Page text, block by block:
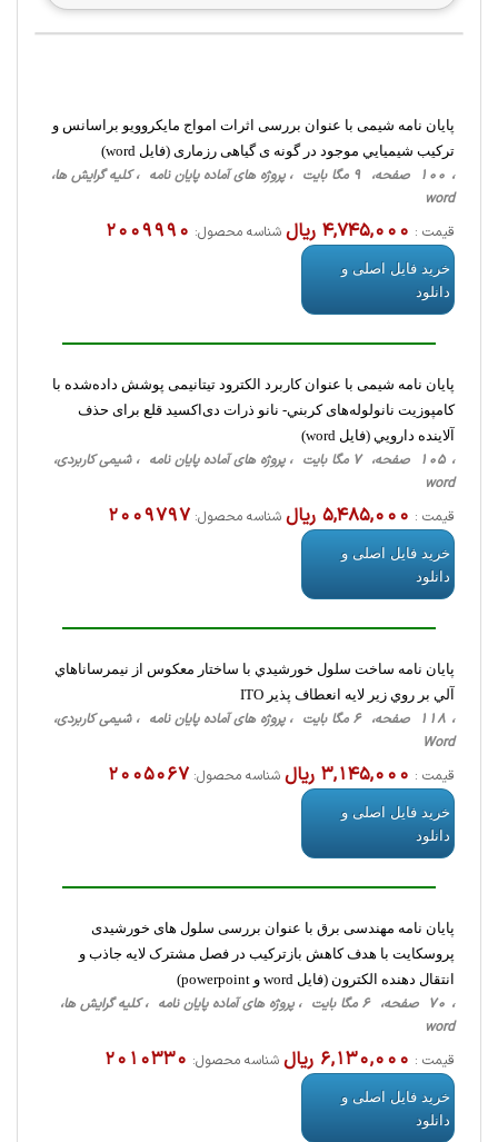
پایان نامه شیمی با عنوان بررسی اثرات امواج مايکروويو براسانس و
ترکيب شيميايي موجود در گونه ی گیاهی رزماری (فایل word)
، 100 صفحه، 9 مگا بایت ، پروژه های آماده پایان نامه ، کلیه گرایش ها،
word
قیمت : 4,745,000 ریال شناسه محصول: 2009990
خرید فایل اصلی و
دانلود
پایان نامه شیمی با عنوان كاربرد الكترود تیتانیمی پوشش داده‌شده با
كامپوزيت نانولوله‌های كربني- نانو ذرات دی‌اکسید قلع برای حذف
آلاينده دارويي (فایل word)
، 105 صفحه، 7 مگا بایت ، پروژه های آماده پایان نامه ، شیمی کاربردی،
word
قیمت : 5,485,000 ریال شناسه محصول: 2009797
خرید فایل اصلی و
دانلود
پایان نامه ساخت سلول خورشيدي با ساختار معکوس از نيمرساناهاي
آلي بر روي زير لايه انعطاف پذير ITO
، 118 صفحه، 6 مگا بایت ، پروژه های آماده پایان نامه ، شیمی کاربردی،
Word
قیمت : 3,145,000 ریال شناسه محصول: 2005067
خرید فایل اصلی و
دانلود
پایان نامه مهندسی برق با عنوان بررسی سلول های خورشيدی
پروسکايت با هدف کاهش بازترکيب در فصل مشترک لايه جاذب و
انتقال دهنده الکترون (فایل word و powerpoint)
، 70 صفحه، 6 مگا بایت ، پروژه های آماده پایان نامه ، کلیه گرایش ها،
word
قیمت : 6,130,000 ریال شناسه محصول: 2010330
خرید فایل اصلی و
دانلود